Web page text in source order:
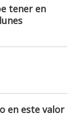
tener en
en este valor